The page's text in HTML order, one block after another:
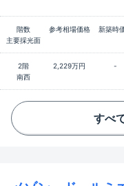
階数 参考相場価格 新築時
主要採光面
2階 2,229万円 -
南西
すべ